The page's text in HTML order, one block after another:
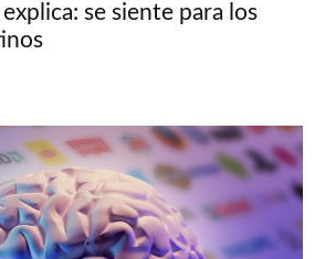
se siente para los